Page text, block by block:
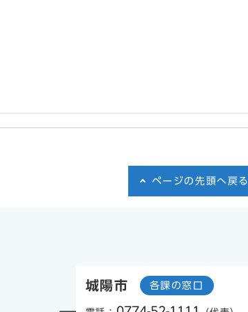
ページの先頭へ戻る
城陽市 各課の窓口